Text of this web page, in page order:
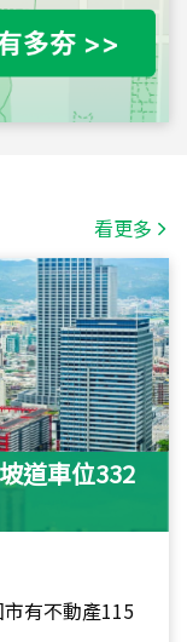
看更多
道車位332
有不動產115